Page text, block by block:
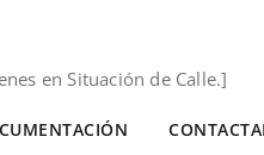
en Situación de Calle.]